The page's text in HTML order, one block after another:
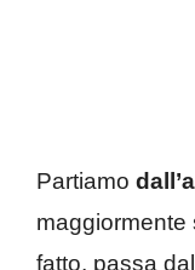
Partiamo
maggiormente
fatto, passa